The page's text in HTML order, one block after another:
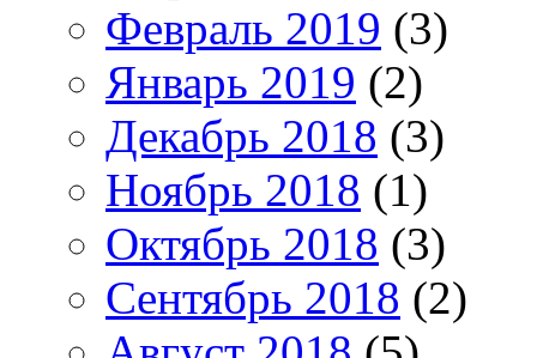
Февраль 2019 (3)
Январь 2019 (2)
Декабрь 2018 (3)
Ноябрь 2018 (1)
Октябрь 2018 (3)
Сентябрь 2018 (2)